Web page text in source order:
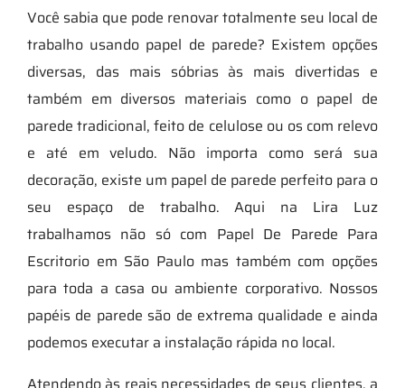
Você sabia que pode renovar totalmente seu local de
trabalho usando papel de parede? Existem opções
diversas, das mais sóbrias às mais divertidas e
também em diversos materiais como o papel de
parede tradicional, feito de celulose ou os com relevo
e até em veludo. Não importa como será sua
decoração, existe um papel de parede perfeito para o
seu espaço de trabalho. Aqui na Lira Luz
trabalhamos não só com Papel De Parede Para
Escritorio em São Paulo mas também com opções
para toda a casa ou ambiente corporativo. Nossos
papéis de parede são de extrema qualidade e ainda
podemos executar a instalação rápida no local.